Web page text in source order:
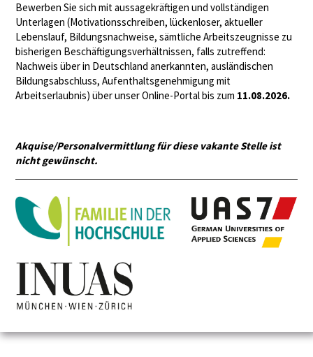
Bewerben Sie sich mit aussagekräftigen und vollständigen
Unterlagen (Motivationsschreiben, lückenloser, aktueller
Lebenslauf, Bildungsnachweise, sämtliche Arbeitszeugnisse zu
bisherigen Beschäftigungsverhältnissen, falls zutreffend:
Nachweis über in Deutschland anerkannten, ausländischen
Bildungsabschluss, Aufenthaltsgenehmigung mit
Arbeitserlaubnis) über unser Online-Portal bis zum 11.08.2026.
Akquise/Personalvermittlung für diese vakante Stelle ist
nicht gewünscht.